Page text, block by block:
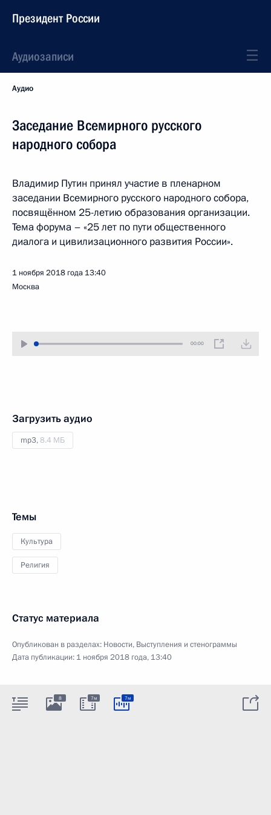
Президент России
Аудиозаписи
Аудио
Заседание Всемирного русского
народного собора
Владимир Путин принял участие в пленарном
заседании Всемирного русского народного собора,
посвящённом 25-летию образования организации.
Тема форума – «25 лет по пути общественного
диалога и цивилизационного развития России».
1 ноября 2018 года 13:40
Москва
00:00
Загрузить аудио
mp3,8.4 МБ
Темы
Культура
Религия
Статус материала
Опубликован в разделах: Новости, Выступления и стенограммы
Дата публикации: 1 ноября 2018 года, 13:40
8 7м 7м